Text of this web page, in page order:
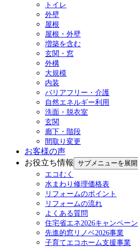
トイレ
外壁
屋根
屋根・外壁
増築を含む
玄関・窓
外構
大規模
内装
バリアフリー・介護
自然エネルギー利用
洗面・脱衣室
玄関
廊下・階段
間取り変更
お客様の声
お役立ち情報
サブメニューを展開
エコむく
水まわり修理価格表
リフォームのポイント
リフォームの流れ
よくある質問
住宅省エネ2026キャンペーン
先進的窓リノベ2026事業
子育てエコホーム支援事業